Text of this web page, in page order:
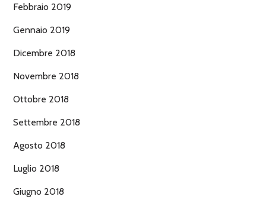
Febbraio 2019
Gennaio 2019
Dicembre 2018
Novembre 2018
Ottobre 2018
Settembre 2018
Agosto 2018
Luglio 2018
Giugno 2018